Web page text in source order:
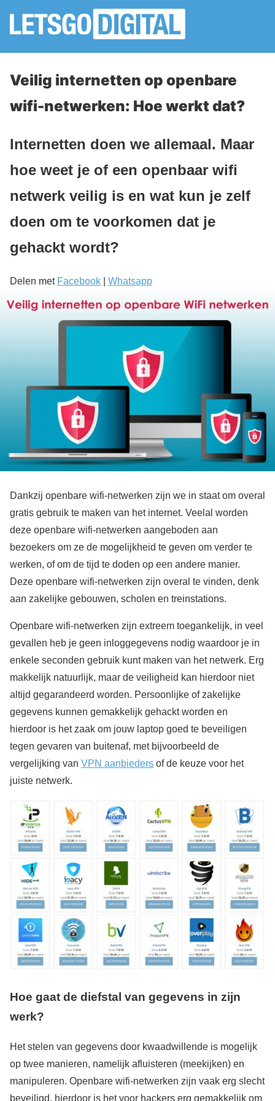
Veilig internetten op openbare
wifi-netwerken: Hoe werkt dat?
Internetten doen we allemaal. Maar
hoe weet je of een openbaar wifi
netwerk veilig is en wat kun je zelf
doen om te voorkomen dat je
gehackt wordt?
Delen met Facebook Whatsapp
Dankzij openbare wifi-netwerken zijn we in staat om overal
gratis gebruik te maken van het internet. Veelal worden
deze openbare wifi-netwerken aangeboden aan
bezoekers om ze de mogelijkheid te geven om verder te
werken, of om de tijd te doden op een andere manier.
Deze openbare wifi-netwerken zijn overal te vinden, denk
aan zakelijke gebouwen, scholen en treinstations.
Openbare wifi-netwerken zijn extreem toegankelijk, in veel
gevallen heb je geen inloggegevens nodig waardoor je in
enkele seconden gebruik kunt maken van het netwerk. Erg
makkelijk natuurlijk, maar de veiligheid kan hierdoor niet
altijd gegarandeerd worden. Persoonlijke of zakelijke
gegevens kunnen gemakkelijk gehackt worden en
hierdoor is het zaak om jouw laptop goed te beveiligen
tegen gevaren van buitenaf, met bijvoorbeeld de
vergelijking van VPN aanbieders of de keuze voor het
juiste netwerk.
Hoe gaat de diefstal van gegevens in zijn
werk?
Het stelen van gegevens door kwaadwillende is mogelijk
op twee manieren, namelijk afluisteren (meekijken) en
manipuleren. Openbare wifi-netwerken zijn vaak erg slecht
beveiligd, hierdoor is het voor hackers erg gemakkelijk om